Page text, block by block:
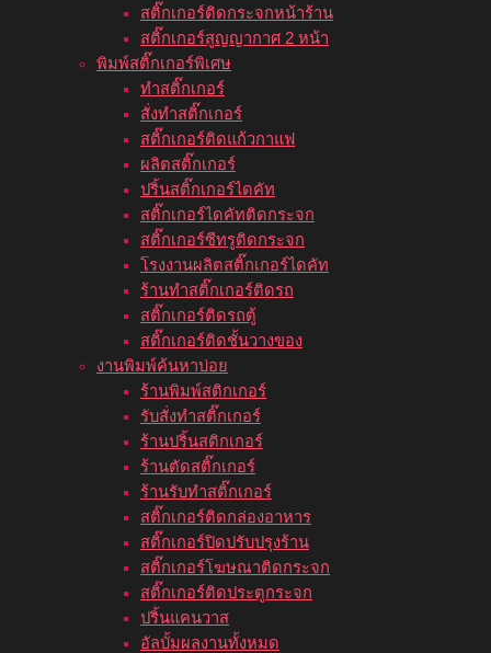
สติ๊กเกอร์ติดกระจกหน้าร้าน
สติ๊กเกอร์สูญญากาศ 2 หน้า
พิมพ์สติ๊กเกอร์พิเศษ
ทำสติ๊กเกอร์
สั่งทำสติ๊กเกอร์
สติ๊กเกอร์ติดแก้วกาแฟ
ผลิตสติ๊กเกอร์
ปริ้นสติ๊กเกอร์ไดคัท
สติ๊กเกอร์ไดคัทติดกระจก
สติ๊กเกอร์ซีทรูติดกระจก
โรงงานผลิตสติ๊กเกอร์ไดคัท
ร้านทำสติ๊กเกอร์ติดรถ
สติ๊กเกอร์ติดรถตู้
สติ๊กเกอร์ติดชั้นวางของ
งานพิมพ์ค้นหาบ่อย
ร้านพิมพ์สติกเกอร์
รับสั่งทำสติ๊กเกอร์
ร้านปริ้นสติกเกอร์
ร้านตัดสติ๊กเกอร์
ร้านรับทำสติ๊กเกอร์
สติ๊กเกอร์ติดกล่องอาหาร
สติ๊กเกอร์ปิดปรับปรุงร้าน
สติ๊กเกอร์โฆษณาติดกระจก
สติ๊กเกอร์ติดประตูกระจก
ปริ้นแคนวาส
อัลบั้มผลงานทั้งหมด